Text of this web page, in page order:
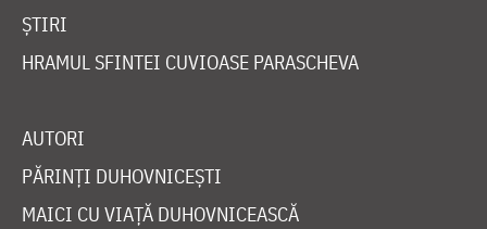
ȘTIRI
HRAMUL SFINTEI CUVIOASE PARASCHEVA
AUTORI
PĂRINȚI DUHOVNICEȘTI
MAICI CU VIAȚĂ DUHOVNICEASCĂ